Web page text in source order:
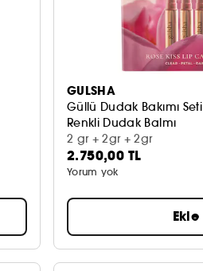
GULSHA
Güllü Dudak Bakımı Seti
Renkli Dudak Balmı
2 gr + 2gr + 2gr
2.750,00 TL
Yorum yok
Ekle